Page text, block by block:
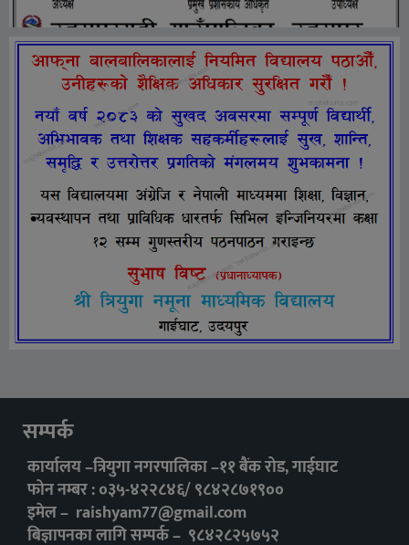
सम्पर्क
कार्यालय –त्रियुगा नगरपालिका –११ बैंक रोड, गाईघाट
फोन नम्बर : ०३५-४२२८४६/ ९८४२८७१९००
इमेल – raishyam77@gmail.com
बिज्ञापनका लागि सम्पर्क – ९८४२८२५७५२